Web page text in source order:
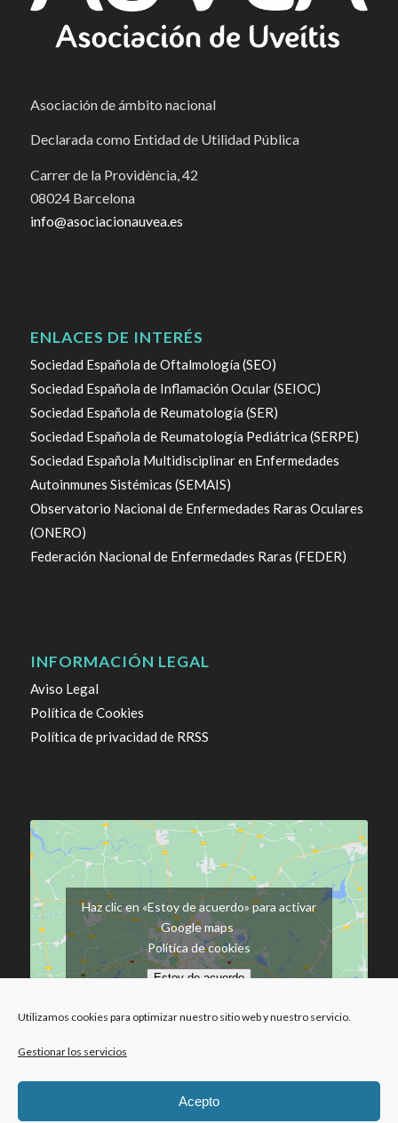
Utilizamos cookies para optimizar nuestro sitio web y nuestro servicio.
Gestionar los servicios
Acepto
Asociación de ámbito nacional
Declarada como Entidad de Utilidad Pública
Carrer de la Providència, 42
08024 Barcelona
info@asociacionauvea.es
ENLACES DE INTERÉS
Sociedad Española de Oftalmología (SEO)
Sociedad Española de Inflamación Ocular (SEIOC)
Sociedad Española de Reumatología (SER)
Sociedad Española de Reumatología Pediátrica (SERPE)
Sociedad Española Multidisciplinar en Enfermedades
Autoinmunes Sistémicas (SEMAIS)
Observatorio Nacional de Enfermedades Raras Oculares
(ONERO)
Federación Nacional de Enfermedades Raras (FEDER)
INFORMACIÓN LEGAL
Aviso Legal
Política de Cookies
Política de privacidad de RRSS
Haz clic en «Estoy de acuerdo» para activar
Google maps
Política de cookies
Estoy de acuerdo